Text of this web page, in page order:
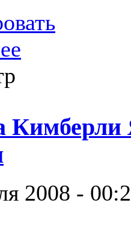
Кимберли
2008 -